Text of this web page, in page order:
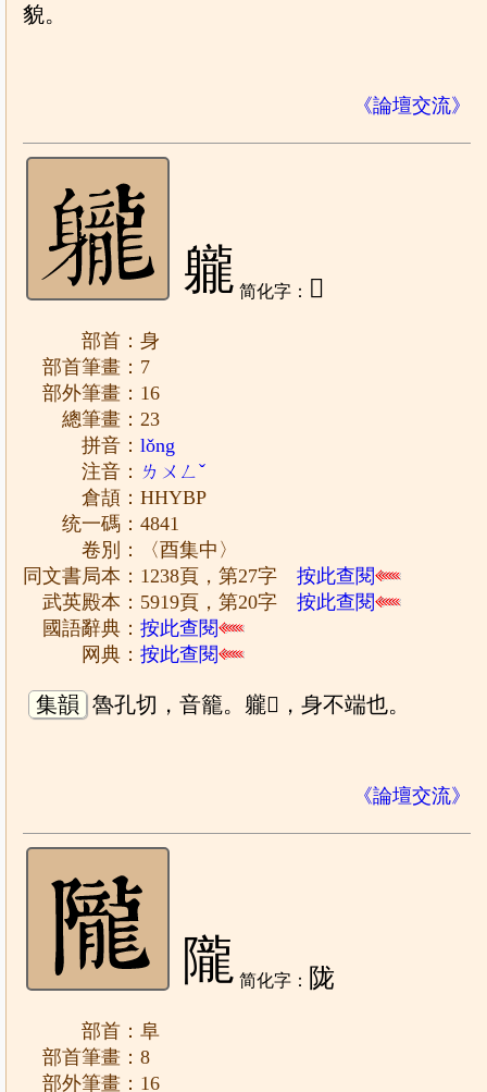
貌。
《論壇交流》
䡁 简化字： 𬧢
部首：身
部首筆畫：7
部外筆畫：16
總筆畫：23
拼音：lǒng
注音： ㄌㄨㄥˇ
倉頡：HHYBP
统一碼：4841
卷別：〈酉集中〉
同文書局本：1238頁，第27字按此查閱
武英殿本：5919頁，第20字按此查閱
國語辭典：按此查閱
网典：按此查閱
集韻 魯孔切，音籠。䡁𨈹，身不端也。
《論壇交流》
隴 简化字： 陇
部首：阜
部首筆畫：8
部外筆畫：16